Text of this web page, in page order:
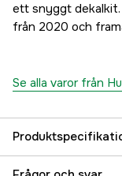
ett snyggt dekalkit.
från 2020 och
Se alla varor från
Modell